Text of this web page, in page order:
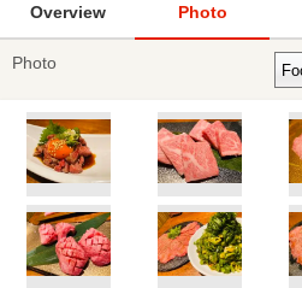
Overview Photo
Photo